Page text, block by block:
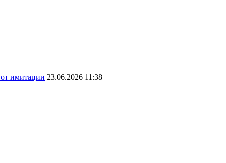
от имитации 23.06.2026 11:38